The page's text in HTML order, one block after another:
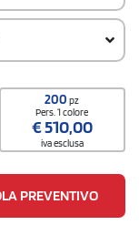
200pz
Pers. 1 colore
€510,00
iva esclusa
PREVENTIVO